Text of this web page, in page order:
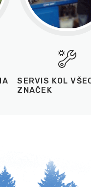
SERVIS KOL
ZNAČEK